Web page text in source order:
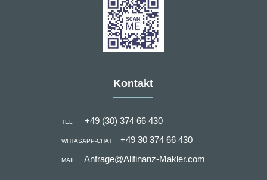
Kontakt
TEL +49 (30) 374 66 430
WHTASAPP-CHAT +49 30 374 66 430
MAIL Anfrage@Allfinanz-Makler.com